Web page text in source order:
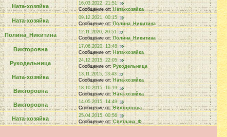
Ната-хозяйка
16.03.2022, 21:51
Сообщение от:Ната-хозяйка
Ната-хозяйка
09.12.2021, 00:15
Сообщение от:Полина_Никитина
Полина_Никитина
12.11.2020, 20:51
Сообщение от:Полина_Никитина
Викторовна
17.06.2020, 13:48
Сообщение от:Ната-хозяйка
Рукодельница
24.12.2015, 22:05
Сообщение от:Рукодельница
Ната-хозяйка
13.11.2015, 13:43
Сообщение от:Ната-хозяйка
Викторовна
18.10.2015, 16:19
Сообщение от:Ната-хозяйка
Викторовна
14.05.2015, 14:49
Сообщение от:Викторовна
Ната-хозяйка
25.04.2015, 00:56
Сообщение от:Светлана_Ф